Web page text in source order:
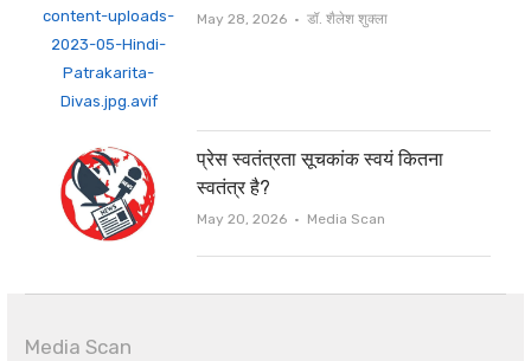
May 28, 2026 Author
डॉ. शैलेश शुक्ला
प्रेस स्वतंत्रता सूचकांक स्वयं कितना
स्वतंत्र है?
May 20, 2026 Author
Media Scan
Media Scan